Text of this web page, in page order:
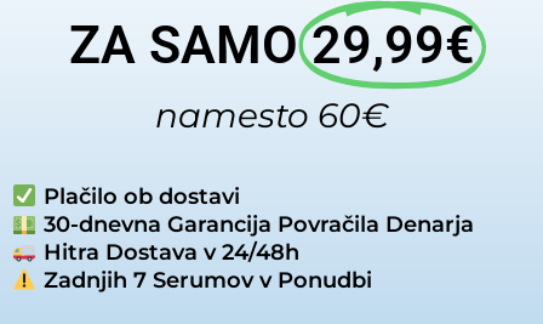
ZA SAMO 29,99€
namesto 60€
Plačilo ob dostavi
30-dnevna Garancija Povračila Denarja
Hitra Dostava v 24/48h
Zadnjih 7 Serumov v Ponudbi